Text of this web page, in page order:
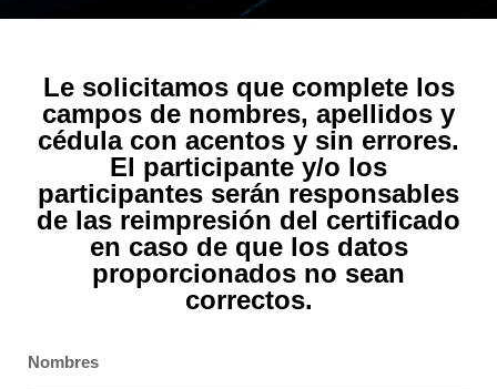
Le solicitamos que complete los
campos de nombres, apellidos y
cédula con acentos y sin errores.
El participante y/o los
participantes serán responsables
de las reimpresión del certificado
en caso de que los datos
proporcionados no sean
correctos.
Nombres